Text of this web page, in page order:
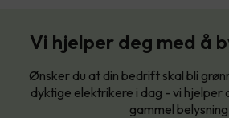
Vi hjelper deg med å
Ønsker du at din bedrift skal bli
dyktige elektrikere i dag - vi hjelper
gammel